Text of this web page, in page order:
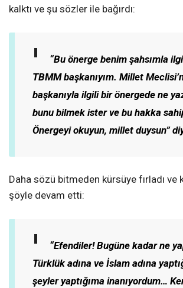
kalktı ve şu sözler ile bağırdı:
“Bu önerge benim şahsımla
TBMM başkanıyım. Millet
başkanıyla ilgili bir önergede ne
bunu bilmek ister ve bu hakka
Önergeyi okuyun, millet duysun”
Daha sözü bitmeden kürsüye fırladı ve
şöyle devam etti:
“Efendiler! Bugüne kadar ne
Türklük adına ve İslam adına
şeyler yaptığıma inanıyordum…